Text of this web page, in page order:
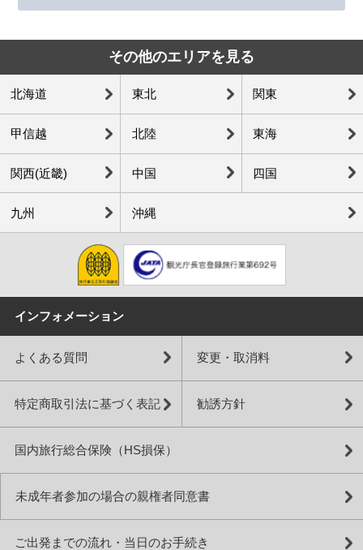
その他のエリアを見る
北海道 東北 関東
甲信越 北陸 東海
関西(近畿) 中国 四国
九州 沖縄
インフォメーション
よくある質問 変更・取消料
特定商取引法に基づく表記 勧誘方針
国内旅行総合保険（HS損保）
未成年者参加の場合の親権者同意書
ご出発までの流れ・当日のお手続き